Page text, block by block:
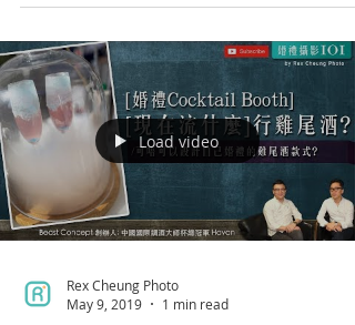
最令人難忘 • 婚禮希
Load video
Rex Cheung Photo
May 9, 2019
1 min read